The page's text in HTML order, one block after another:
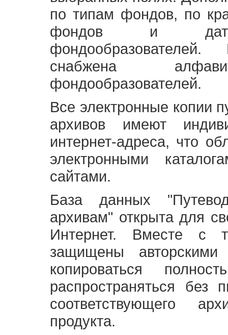
по типам фондов, по
фондов и
снабжена
фондообразователей.
Все электронные копии
архивов имеют
интернет-адреса, что
электронными
сайтами.
База данных
архивам" открыта для
Интернет. Вместе с
защищены
копироваться
распространяться без
соответствующего
продукта.